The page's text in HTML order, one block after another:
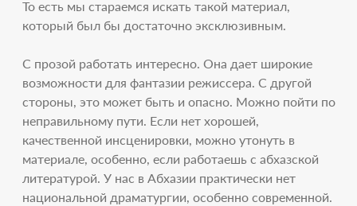
То есть мы стараемся искать такой материал,
который был бы достаточно эксклюзивным.
С прозой работать интересно. Она дает широкие
возможности для фантазии режиссера. С другой
стороны, это может быть и опасно. Можно пойти по
неправильному пути. Если нет хорошей,
качественной инсценировки, можно утонуть в
материале, особенно, если работаешь с абхазской
литературой. У нас в Абхазии практически нет
национальной драматургии, особенно современной.